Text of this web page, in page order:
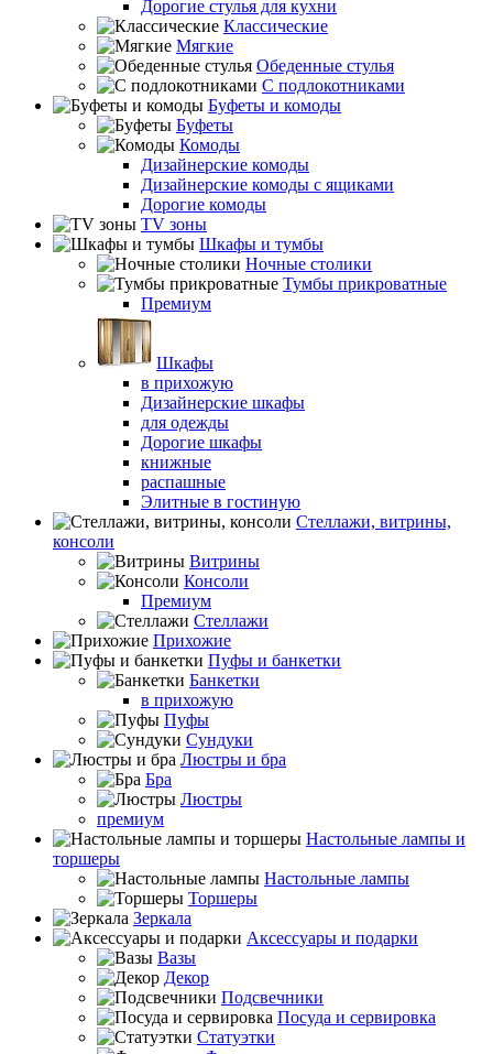
Дорогие стулья для кухни
Классические
Мягкие
Обеденные стулья
С подлокотниками
Буфеты и комоды
Буфеты
Комоды
Дизайнерские комоды
Дизайнерские комоды с ящиками
Дорогие комоды
TV зоны
Шкафы и тумбы
Ночные столики
Тумбы прикроватные
Премиум
Шкафы
в прихожую
Дизайнерские шкафы
для одежды
Дорогие шкафы
книжные
распашные
Элитные в гостиную
Стеллажи, витрины,
консоли
Витрины
Консоли
Премиум
Стеллажи
Прихожие
Пуфы и банкетки
Банкетки
в прихожую
Пуфы
Сундуки
Люстры и бра
Бра
Люстры
премиум
Настольные лампы и
торшеры
Настольные лампы
Торшеры
Зеркала
Аксессуары и подарки
Вазы
Декор
Подсвечники
Посуда и сервировка
Статуэтки